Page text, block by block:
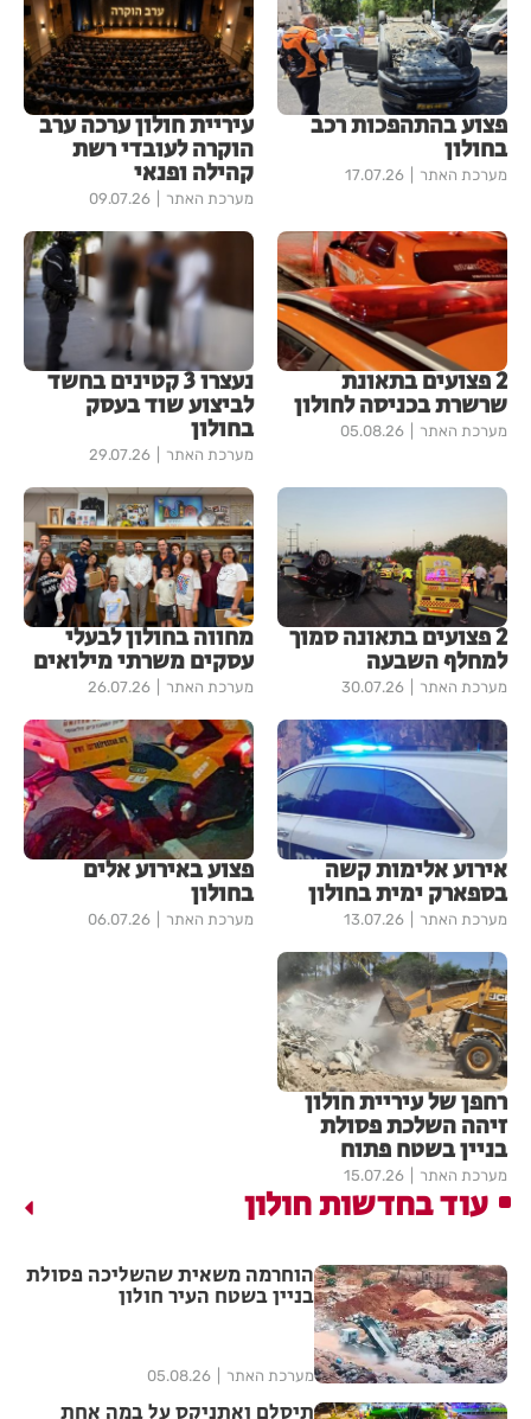
פצוע בהתהפכות רכב
בחולון
מערכת האתר 17.07.26
עיריית חולון ערכה ערב
הוקרה לעובדי רשת
קהילה ופנאי
מערכת האתר 09.07.26
2 פצועים בתאונת
שרשרת בכניסה לחולון
מערכת האתר 05.08.26
נעצרו 3 קטינים בחשד
לביצוע שוד בעסק
בחולון
מערכת האתר 29.07.26
2 פצועים בתאונה סמוך
למחלף השבעה
מערכת האתר 30.07.26
מחווה בחולון לבעלי
עסקים משרתי מילואים
מערכת האתר 26.07.26
אירוע אלימות קשה
בספארק ימית בחולון
מערכת האתר 13.07.26
פצוע באירוע אלים
בחולון
מערכת האתר 06.07.26
רחפן של עיריית חולון
זיהה השלכת פסולת
בניין בשטח פתוח
מערכת האתר 15.07.26
עוד בחדשות חולון
הוחרמה משאית שהשליכה פסולת
בניין בשטח העיר חולון
מערכת האתר 05.08.26
תיסלם ואתניקס על במה אחת